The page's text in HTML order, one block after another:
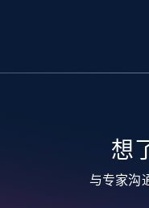
TikTok - Profiles
Account id,
engagement rate,
想
与专家沟